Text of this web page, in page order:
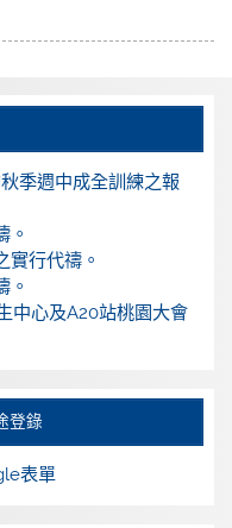
季週中成全訓練之報
。
實行代禱。
。
中心及A20站桃園大會
登錄
表單